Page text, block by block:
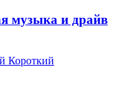
и драйв
Короткий